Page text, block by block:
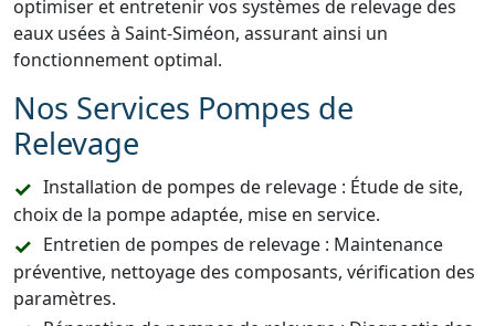
optimiser et entretenir vos systèmes de relevage des
eaux usées à Saint-Siméon, assurant ainsi un
fonctionnement optimal.
Nos Services Pompes de
Relevage
Installation de pompes de relevage : Étude de site,
choix de la pompe adaptée, mise en service.
Entretien de pompes de relevage : Maintenance
préventive, nettoyage des composants, vérification des
paramètres.